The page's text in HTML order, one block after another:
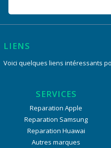
LIENS
Voici quelques liens intéressants
SERVICES
Reparation Apple
Reparation Samsung
Reparation Huawai
Autres marques